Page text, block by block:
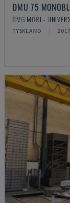
DMU 75
DMG MORI -
TYSKLAND 2017